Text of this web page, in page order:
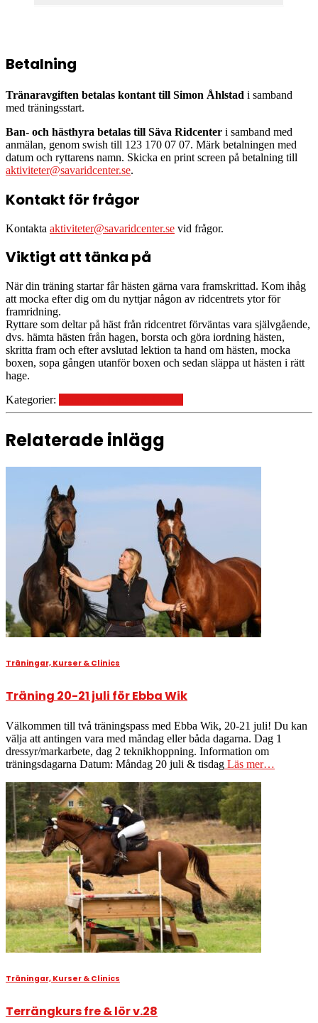
Betalning
Tränaravgiften betalas kontant till Simon Åhlstad i samband
med träningsstart.
Ban- och hästhyra betalas till Säva Ridcenter i samband med
anmälan, genom swish till 123 170 07 07. Märk betalningen med
datum och ryttarens namn. Skicka en print screen på betalning till
aktiviteter@savaridcenter.se.
Kontakt för frågor
Kontakta aktiviteter@savaridcenter.se vid frågor.
Viktigt att tänka på
När din träning startar får hästen gärna vara framskrittad. Kom ihåg
att mocka efter dig om du nyttjar någon av ridcentrets ytor för
framridning.
Ryttare som deltar på häst från ridcentret förväntas vara självgående,
dvs. hämta hästen från hagen, borsta och göra iordning hästen,
skritta fram och efter avslutad lektion ta hand om hästen, mocka
boxen, sopa gången utanför boxen och sedan släppa ut hästen i rätt
hage.
Kategorier:
Relaterade inlägg
Träningar, Kurser & Clinics
Träning 20-21 juli för Ebba Wik
Välkommen till två träningspass med Ebba Wik, 20-21 juli! Du kan
välja att antingen vara med måndag eller båda dagarna. Dag 1
dressyr/markarbete, dag 2 teknikhoppning. Information om
träningsdagarna Datum: Måndag 20 juli & tisdag Läs mer…
Träningar, Kurser & Clinics
Terrängkurs fre & lör v.28